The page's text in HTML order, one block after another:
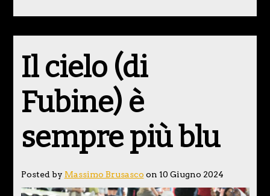
Il cielo (di
Fubine) è
sempre più blu
Posted by Massimo Brusasco on 10 Giugno 2024